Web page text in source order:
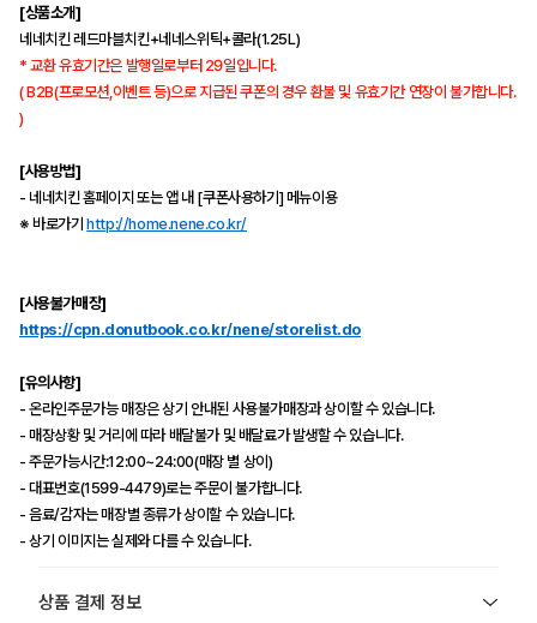
[상품소개]
네네치킨 레드마블치킨+네네스위틱+콜라(1.25L)
* 교환 유효기간은 발행일로부터 29일입니다.
( B2B(프로모션,이벤트 등)으로 지급된 쿠폰의 경우 환불 및 유효기간 연장이 불가합니다.
)
[사용방법]
- 네네치킨 홈페이지 또는 앱 내 [쿠폰사용하기] 메뉴이용
※ 바로가기http://home.nene.co.kr/
[사용불가매장]
https://cpn.donutbook.co.kr/nene/storelist.do
[유의사항]
- 온라인주문가능 매장은 상기 안내된 사용불가매장과 상이할 수 있습니다.
- 매장상황 및 거리에 따라 배달불가 및 배달료가 발생할 수 있습니다.
- 주문가능시간:12:00~24:00(매장 별 상이)
- 대표번호(1599-4479)로는 주문이 불가합니다.
- 음료/감자는 매장별 종류가 상이할 수 있습니다.
- 상기 이미지는 실제와 다를 수 있습니다.
상품 결제 정보